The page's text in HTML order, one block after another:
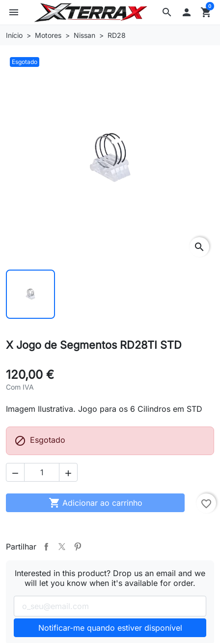
search
menu  shopping_cart
0
Início Motores Nissan RD28
Esgotado
search
X Jogo de Segmentos RD28TI STD
120,00 €
Com IVA
Imagem Ilustrativa. Jogo para os 6 Cilindros em STD
 Esgotado
 
 Adicionar ao carrinho favorite_border
Partilhar
Interested in this product? Drop us an email and we
will let you know when it's available for order.
Notificar-me quando estiver disponível